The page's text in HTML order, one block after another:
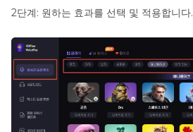
2단계: 원하는 효과를 선택 및 적용합니다.